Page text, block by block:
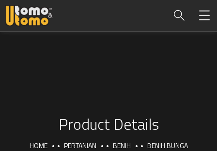
Product Details
HOME PERTANIAN BENIH
BENIH BUNGA